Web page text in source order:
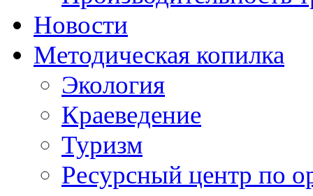
Новости
Методическая копилка
Экология
Краеведение
Туризм
Ресурсный центр по